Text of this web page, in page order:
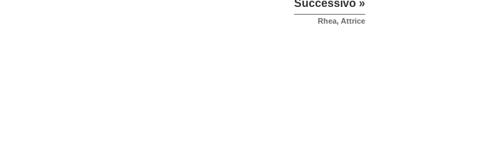
Successivo »
Rhea, Attrice